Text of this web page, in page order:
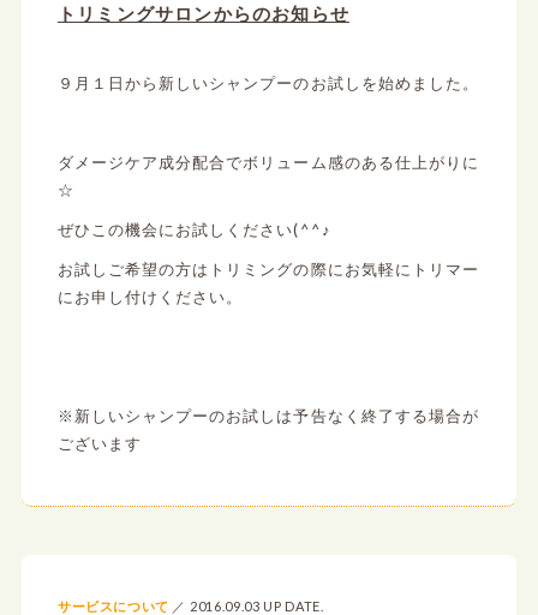
トリミングサロンからのお知らせ
９月１日から新しいシャンプーのお試しを始めました。
ダメージケア成分配合でボリューム感のある仕上がりに
☆
ぜひこの機会にお試しください(^^♪
お試しご希望の方はトリミングの際にお気軽にトリマー
にお申し付けください。
※新しいシャンプーのお試しは予告なく終了する場合が
ございます
サービスについて 2016.09.03 UP DATE.